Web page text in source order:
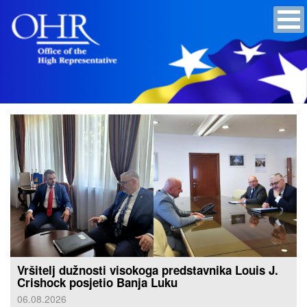
Vršitelj dužnosti visokoga predstavnika Louis J.
Crishock posjetio Banja Luku
06.08.2026